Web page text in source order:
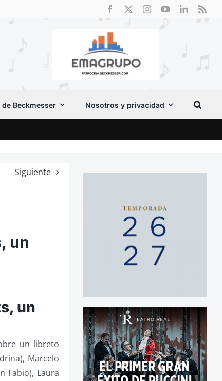
de Beckmesser Nosotros y privacidad
Siguiente
un
un
un libreto
Marcelo
Fabio), Laura